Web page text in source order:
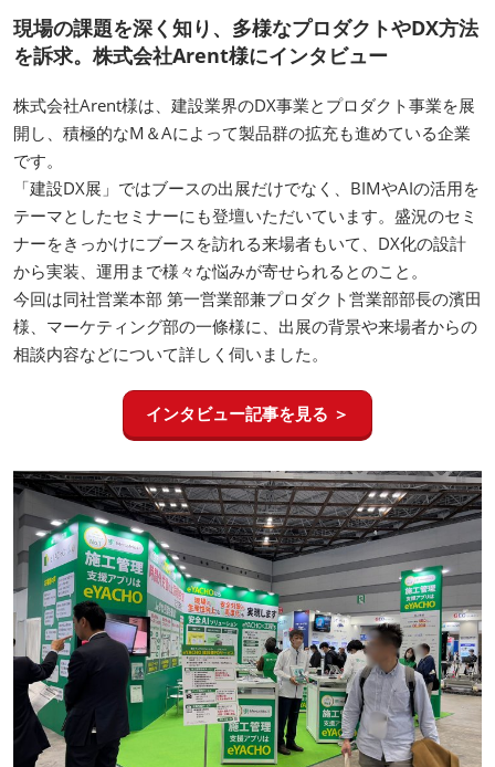
現場の課題を深く知り、多様なプロダクトやDX方法
を訴求。株式会社Arent様にインタビュー
株式会社Arent様は、建設業界のDX事業とプロダクト事業を展
開し、積極的なM＆Aによって製品群の拡充も進めている企業
です。
「建設DX展」ではブースの出展だけでなく、BIMやAIの活用を
テーマとしたセミナーにも登壇いただいています。盛況のセミ
ナーをきっかけにブースを訪れる来場者もいて、DX化の設計
から実装、運用まで様々な悩みが寄せられるとのこと。
今回は同社営業本部 第一営業部兼プロダクト営業部部長の濱田
様、マーケティング部の一條様に、出展の背景や来場者からの
相談内容などについて詳しく伺いました。
インタビュー記事を見る ＞